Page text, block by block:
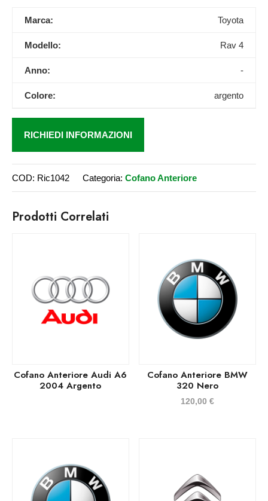
Marca: Toyota
Modello: Rav 4
Anno: -
Colore: argento
RICHIEDI INFORMAZIONI
COD: Ric1042 Categoria: Cofano Anteriore
Prodotti Correlati
Cofano Anteriore Audi A6
2004 Argento
Cofano Anteriore BMW
320 Nero
120,00€